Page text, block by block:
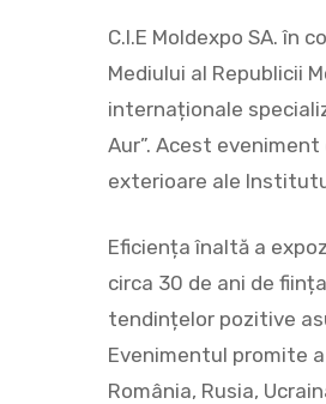
Hit enter to
C.I.E Moldexpo SA. în
Mediului al Republicii
internaționale
Aur”. Acest
exterioare ale
Eficiența înaltă a
circa 30 de ani de
tendințelor pozitive
Evenimentul promite
România, Rusia,